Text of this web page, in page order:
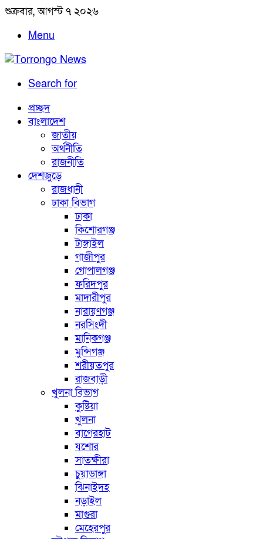
শুক্রবার, আগস্ট ৭ ২০২৬
Menu
Search for
প্রচ্ছদ
বাংলাদেশ
জাতীয়
অর্থনীতি
রাজনীতি
দেশজুড়ে
রাজধানী
ঢাকা বিভাগ
ঢাকা
কিশোরগঞ্জ
টাঙ্গাইল
গাজীপুর
গোপালগঞ্জ
ফরিদপুর
মাদারীপুর
নারায়ণগঞ্জ
নরসিংদী
মানিকগঞ্জ
মুন্সিগঞ্জ
শরীয়তপুর
রাজবাড়ী
খুলনা বিভাগ
কুষ্টিয়া
খুলনা
বাগেরহাট
যশোর
সাতক্ষীরা
চুয়াডাঙ্গা
ঝিনাইদহ
নড়াইল
মাগুরা
মেহেরপুর